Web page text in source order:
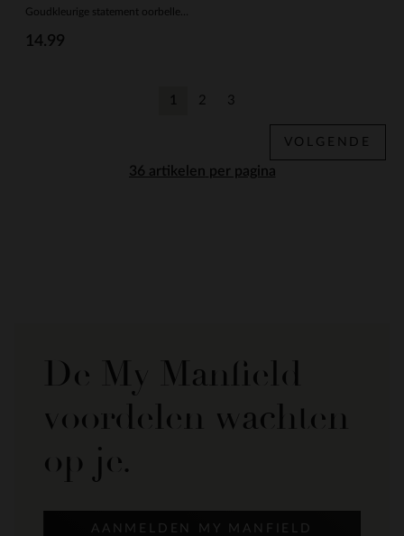
Goudkleurige statement oorbellen met beige statement pieces
14.99
per pagina
1 2 3
VOLGENDE
De My Manfield
voordelen wachten
op je.
AANMELDEN MY MANFIELD